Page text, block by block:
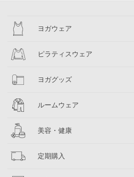
ヨガウェア
ピラティスウェア
ヨガグッズ
ルームウェア
美容・健康
定期購入